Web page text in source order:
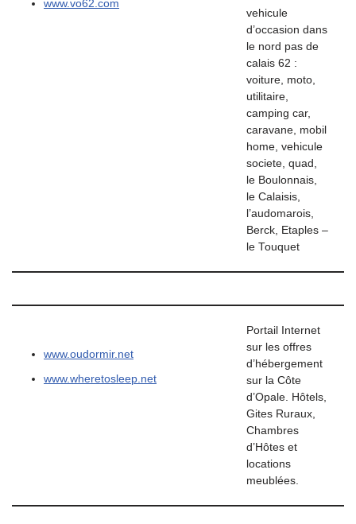
www.vo62.com
vehicule
d’occasion dans
le nord pas de
calais 62 :
voiture, moto,
utilitaire,
camping car,
caravane, mobil
home, vehicule
societe, quad,
le Boulonnais,
le Calaisis,
l’audomarois,
Berck, Etaples –
le Touquet
www.oudormir.net
www.wheretosleep.net
Portail Internet
sur les offres
d’hébergement
sur la Côte
d’Opale. Hôtels,
Gites Ruraux,
Chambres
d’Hôtes et
locations
meublées.